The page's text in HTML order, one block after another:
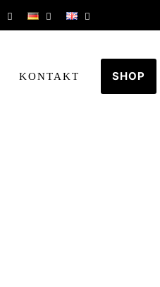
KONTAKT SHOP